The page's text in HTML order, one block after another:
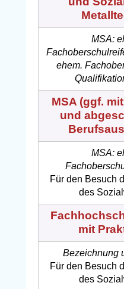
MSA:
ehem.
MSA (ggf.
und
MSA:
Für den Besuch
des
mit
Bezeichnung
Für den Besuch
des